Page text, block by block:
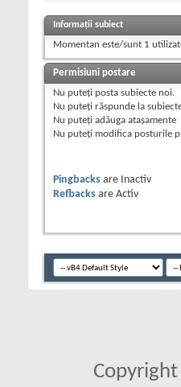
Informații subiect
Momentan este/sunt 1
Permisiuni postare
Nu puteţi posta subiecte noi.
Nu puteţi răspunde la
Nu puteţi adăuga ataşamente
Nu puteţi modifica posturile
Pingbacks are
Inactiv
Refbacks are Activ